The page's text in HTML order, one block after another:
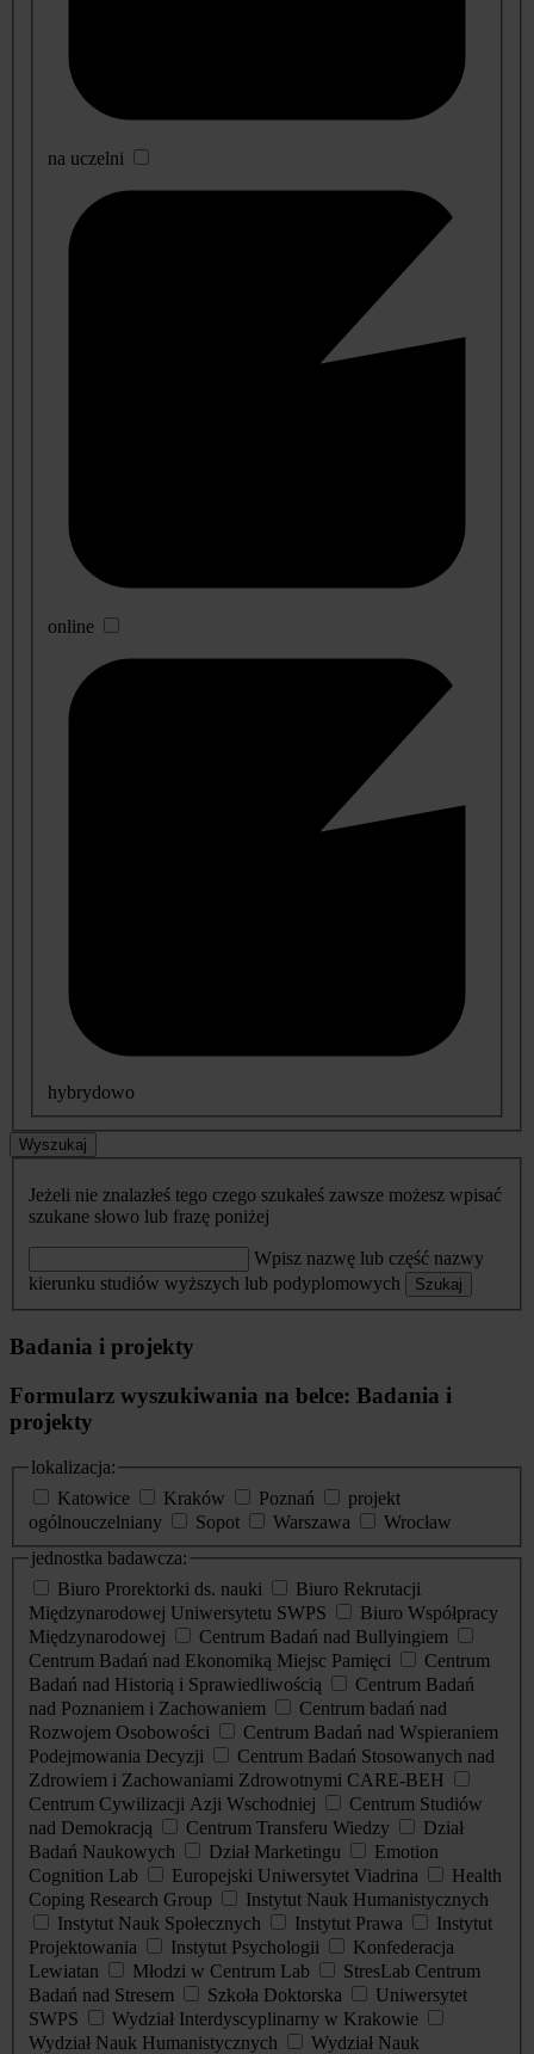
na uczelni
online
hybrydowo
Wyszukaj
Jeżeli nie znalazłeś tego czego szukałeś zawsze możesz wpisać
szukane słowo lub frazę poniżej
Wpisz nazwę lub część nazwy
kierunku studiów wyższych lub podyplomowych
Szukaj
Badania i projekty
Formularz wyszukiwania na belce: Badania i
projekty
lokalizacja:
Katowice
Kraków Poznań
projekt
ogólnouczelniany
Sopot Warszawa
Wrocław
jednostka badawcza:
Biuro Prorektorki ds. nauki
Biuro Rekrutacji
Międzynarodowej Uniwersytetu SWPS
Biuro Współpracy
Międzynarodowej
Centrum Badań nad Bullyingiem
Centrum Badań nad Ekonomiką Miejsc Pamięci
Centrum
Badań nad Historią i Sprawiedliwością
Centrum Badań
nad Poznaniem i Zachowaniem
Centrum badań nad
Rozwojem Osobowości
Centrum Badań nad Wspieraniem
Podejmowania Decyzji
Centrum Badań Stosowanych nad
Zdrowiem i Zachowaniami Zdrowotnymi CARE-BEH
Centrum Cywilizacji Azji Wschodniej
Centrum Studiów
nad Demokracją
Centrum Transferu Wiedzy
Dział
Badań Naukowych
Dział Marketingu
Emotion
Cognition Lab
Europejski Uniwersytet Viadrina
Health
Coping Research Group
Instytut Nauk Humanistycznych
Instytut Nauk Społecznych
Instytut Prawa
Instytut
Projektowania
Instytut Psychologii
Konfederacja
Lewiatan
Młodzi w Centrum Lab
StresLab Centrum
Badań nad Stresem
Szkoła Doktorska
Uniwersytet
SWPS
Wydział Interdyscyplinarny w Krakowie
Wydział Nauk Humanistycznych
Wydział Nauk